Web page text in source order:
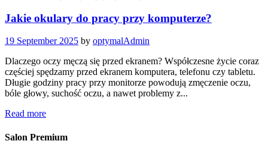
Jakie okulary do pracy przy komputerze?
19 September 2025 by optymalAdmin
Dlaczego oczy męczą się przed ekranem? Współczesne życie coraz
częściej spędzamy przed ekranem komputera, telefonu czy tabletu.
Długie godziny pracy przy monitorze powodują zmęczenie oczu,
bóle głowy, suchość oczu, a nawet problemy z...
Read more
Salon Premium